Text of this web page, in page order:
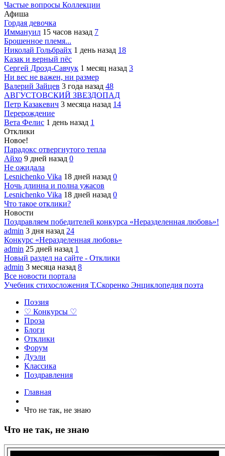
Частые вопросы Коллекции
Афиша
Гордая девочка
Иммануил 15 часов назад 7
Брошенное племя...
Николай Гольбрайх 1 день назад 18
Казак и верный пёс
Сергей Дрозд-Савчук 1 месяц назад 3
Ни вес не важен, ни размер
Валерий Зайцев 3 года назад 48
АВГУСТОВСКИЙ ЗВЕЗДОПАД
Петр Казакевич 3 месяца назад 14
Перерождение
Вета Фелис 1 день назад 1
Отклики
Новое!
Парадокс отвергнутого тепла
Айхо 9 дней назад 0
Не ожидала
Lesnichenko Vika 18 дней назад 0
Ночь длинна и полна ужасов
Lesnichenko Vika 18 дней назад 0
Что такое отклики?
Новости
Поздравляем победителей конкурса «Неразделенная любовь»!
admin 3 дня назад 24
Конкурс «Неразделенная любовь»
admin 25 дней назад 1
Новый раздел на сайте - Отклики
admin 3 месяца назад 8
Все новости портала
Учебник стихосложения Т.Скоренко Энциклопедия поэта
Поэзия
♡ Конкурсы ♡
Проза
Блоги
Отклики
Форум
Дуэли
Классика
Поздравления
Главная
Что не так, не знаю
Что не так, не знаю